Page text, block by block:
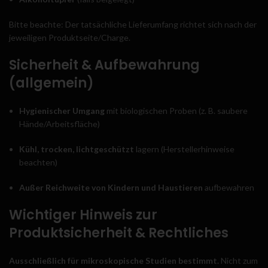
Bitte beachte: Der tatsächliche Lieferumfang richtet sich nach der
jeweiligen Produktseite/Charge.
Sicherheit & Aufbewahrung
(allgemein)
Hygienischer Umgang mit biologischen Proben (z. B. saubere
Hände/Arbeitsfläche)
Kühl, trocken, lichtgeschützt lagern (Herstellerhinweise
beachten)
Außer Reichweite von Kindern und Haustieren aufbewahren
Wichtiger Hinweis zur
Produktsicherheit & Rechtliches
Ausschließlich für mikroskopische Studien bestimmt. Nicht zum